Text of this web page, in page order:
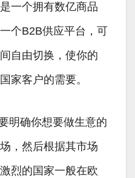
一个拥有数亿商品
个B2B供应平台，可
自由切换，使你的
家客户的需要。
确你想要做生意的
，然后根据其市场
烈的国家一般在欧